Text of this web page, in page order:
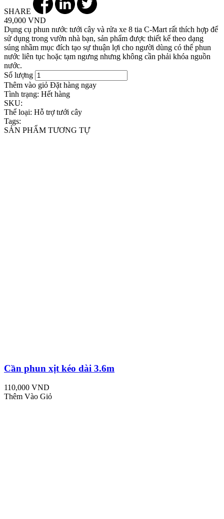
SHARE
49,000 VND
Dụng cụ phun nước tưới cây và rửa xe 8 tia C-Mart rất thích hợp để
sử dụng trong vườn nhà bạn, sản phẩm được thiết kế theo dạng
súng nhầm mục đích tạo sự thuận lợi cho người dùng có thể phun
nước liên tục hoặc tạm ngưng nhưng không cần phải khóa nguồn
nước.
Số lượng
Thêm vào giỏ Đặt hàng ngay
Tình trạng: Hết hàng
SKU:
Thể loại: Hỗ trợ tưới cây
Tags:
SẢN PHẨM TƯƠNG TỰ
Cần phun xịt kéo dài 3.6m
110,000 VND
Thêm Vào Giỏ